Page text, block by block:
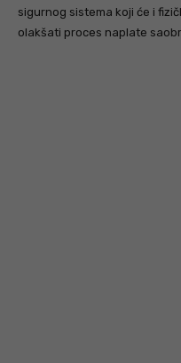
sigurnog sistema koji će i
olakšati proces naplate